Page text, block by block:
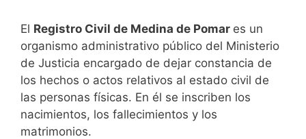
El Registro Civil de Medina de Pomar es un
organismo administrativo público del Ministerio
de Justicia encargado de dejar constancia de
los hechos o actos relativos al estado civil de
las personas físicas. En él se inscriben los
nacimientos, los fallecimientos y los
matrimonios.